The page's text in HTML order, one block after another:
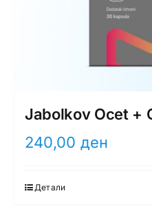
Jabolkov Ocet +
240,00 ден
Детали